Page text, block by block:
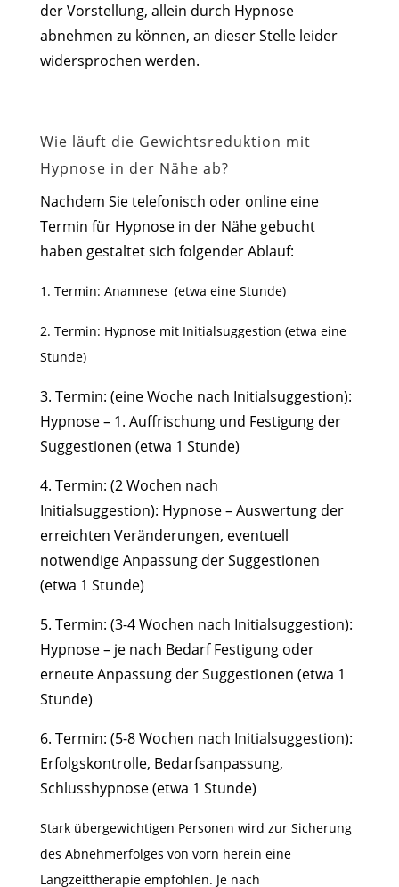
der Vorstellung, allein durch Hypnose
abnehmen zu können, an dieser Stelle leider
widersprochen werden.
Wie läuft die Gewichtsreduktion mit
Hypnose in der Nähe ab?
Nachdem Sie telefonisch oder online eine
Termin für Hypnose in der Nähe gebucht
haben gestaltet sich folgender Ablauf:
1. Termin: Anamnese (etwa eine Stunde)
2. Termin: Hypnose mit Initialsuggestion (etwa eine
Stunde)
3. Termin: (eine Woche nach Initialsuggestion):
Hypnose – 1. Auffrischung und Festigung der
Suggestionen (etwa 1 Stunde)
4. Termin: (2 Wochen nach
Initialsuggestion): Hypnose – Auswertung der
erreichten Veränderungen, eventuell
notwendige Anpassung der Suggestionen
(etwa 1 Stunde)
5. Termin: (3-4 Wochen nach Initialsuggestion):
Hypnose – je nach Bedarf Festigung oder
erneute Anpassung der Suggestionen (etwa 1
Stunde)
6. Termin: (5-8 Wochen nach Initialsuggestion):
Erfolgskontrolle, Bedarfsanpassung,
Schlusshypnose (etwa 1 Stunde)
Stark übergewichtigen Personen wird zur Sicherung
des Abnehmerfolges von vorn herein eine
Langzeittherapie empfohlen. Je nach